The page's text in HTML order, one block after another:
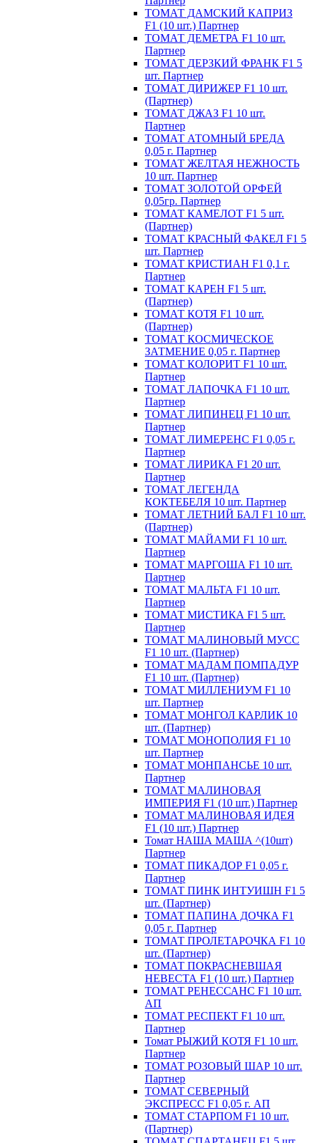
ТОМАТ ДАМСКИЙ КАПРИЗ
F1 (10 шт.) Партнер
ТОМАТ ДЕМЕТРА F1 10 шт.
Партнер
ТОМАТ ДЕРЗКИЙ ФРАНК F1 5
шт. Партнер
ТОМАТ ДИРИЖЕР F1 10 шт.
(Партнер)
ТОМАТ ДЖАЗ F1 10 шт.
Партнер
ТОМАТ АТОМНЫЙ БРЕДА
0,05 г. Партнер
ТОМАТ ЖЕЛТАЯ НЕЖНОСТЬ
10 шт. Партнер
ТОМАТ ЗОЛОТОЙ ОРФЕЙ
0,05гр. Партнер
ТОМАТ КАМЕЛОТ F1 5 шт.
(Партнер)
ТОМАТ КРАСНЫЙ ФАКЕЛ F1 5
шт. Партнер
ТОМАТ КРИСТИАН F1 0,1 г.
Партнер
ТОМАТ КАРЕН F1 5 шт.
(Партнер)
ТОМАТ КОТЯ F1 10 шт.
(Партнер)
ТОМАТ КОСМИЧЕСКОЕ
ЗАТМЕНИЕ 0,05 г. Партнер
ТОМАТ КОЛОРИТ F1 10 шт.
Партнер
ТОМАТ ЛАПОЧКА F1 10 шт.
Партнер
ТОМАТ ЛИПИНЕЦ F1 10 шт.
Партнер
ТОМАТ ЛИМЕРЕНС F1 0,05 г.
Партнер
ТОМАТ ЛИРИКА F1 20 шт.
Партнер
ТОМАТ ЛЕГЕНДА
КОКТЕБЕЛЯ 10 шт. Партнер
ТОМАТ ЛЕТНИЙ БАЛ F1 10 шт.
(Партнер)
ТОМАТ МАЙАМИ F1 10 шт.
Партнер
ТОМАТ МАРГОША F1 10 шт.
Партнер
ТОМАТ МАЛЬТА F1 10 шт.
Партнер
ТОМАТ МИСТИКА F1 5 шт.
Партнер
ТОМАТ МАЛИНОВЫЙ МУСС
F1 10 шт. (Партнер)
ТОМАТ МАДАМ ПОМПАДУР
F1 10 шт. (Партнер)
ТОМАТ МИЛЛЕНИУМ F1 10
шт. Партнер
ТОМАТ МОНГОЛ КАРЛИК 10
шт. (Партнер)
ТОМАТ МОНОПОЛИЯ F1 10
шт. Партнер
ТОМАТ МОНПАНСЬЕ 10 шт.
Партнер
ТОМАТ МАЛИНОВАЯ
ИМПЕРИЯ F1 (10 шт.) Партнер
ТОМАТ МАЛИНОВАЯ ИДЕЯ
F1 (10 шт.) Партнер
Томат НАША МАША ^(10шт)
Партнер
ТОМАТ ПИКАДОР F1 0,05 г.
Партнер
ТОМАТ ПИНК ИНТУИШН F1 5
шт. (Партнер)
ТОМАТ ПАПИНА ДОЧКА F1
0,05 г. Партнер
ТОМАТ ПРОЛЕТАРОЧКА F1 10
шт. (Партнер)
ТОМАТ ПОКРАСНЕВШАЯ
НЕВЕСТА F1 (10 шт.) Партнер
ТОМАТ РЕНЕССАНС F1 10 шт.
АП
ТОМАТ РЕСПЕКТ F1 10 шт.
Партнер
Томат РЫЖИЙ КОТЯ F1 10 шт.
Партнер
ТОМАТ РОЗОВЫЙ ШАР 10 шт.
Партнер
ТОМАТ СЕВЕРНЫЙ
ЭКСПРЕСС F1 0,05 г. АП
ТОМАТ СТАРПОМ F1 10 шт.
(Партнер)